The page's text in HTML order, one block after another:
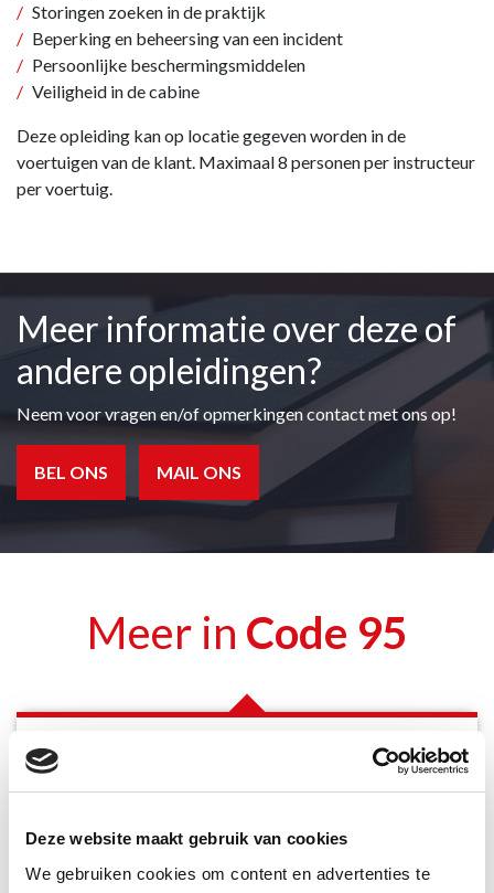
Deze website maakt gebruik van cookies
We gebruiken cookies om content en advertenties te
Storingen zoeken in de praktijk
Beperking en beheersing van een incident
Persoonlijke beschermingsmiddelen
Veiligheid in de cabine
Deze opleiding kan op locatie gegeven worden in de
voertuigen van de klant. Maximaal 8 personen per instructeur
per voertuig.
Meer informatie over deze of
andere opleidingen?
Neem voor vragen en/of opmerkingen contact met ons op!
BEL ONS MAIL ONS
Meer in Code 95
ADR Basis Tank